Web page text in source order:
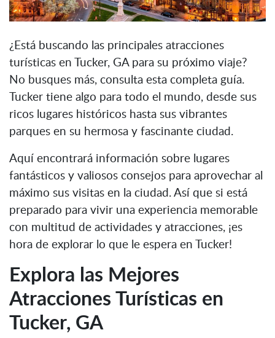
¿Está buscando las principales atracciones
turísticas en Tucker, GA para su próximo viaje?
No busques más, consulta esta completa guía.
Tucker tiene algo para todo el mundo, desde sus
ricos lugares históricos hasta sus vibrantes
parques en su hermosa y fascinante ciudad.
Aquí encontrará información sobre lugares
fantásticos y valiosos consejos para aprovechar al
máximo sus visitas en la ciudad. Así que si está
preparado para vivir una experiencia memorable
con multitud de actividades y atracciones, ¡es
hora de explorar lo que le espera en Tucker!
Explora las Mejores
Atracciones Turísticas en
Tucker, GA